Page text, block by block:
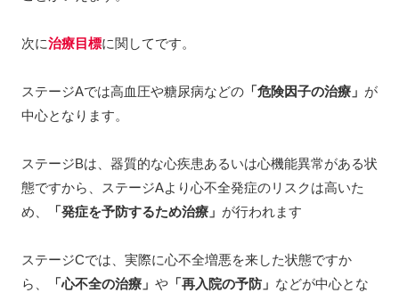
次に治療目標に関してです。
ステージAでは高血圧や糖尿病などの 「危険因子の治療」 が
中心となります。
ステージBは、器質的な心疾患あるいは心機能異常がある状
態ですから、ステージAより心不全発症のリスクは高いた
め、
「発症を予防するため治療」 が行われます
ステージCでは、実際に心不全増悪を来した状態ですか
ら、
「心不全の治療」 や 「再入院の予防」 などが中心とな